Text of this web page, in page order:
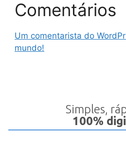
Comentários
Um comentarista do
mundo!
Simples,
100%